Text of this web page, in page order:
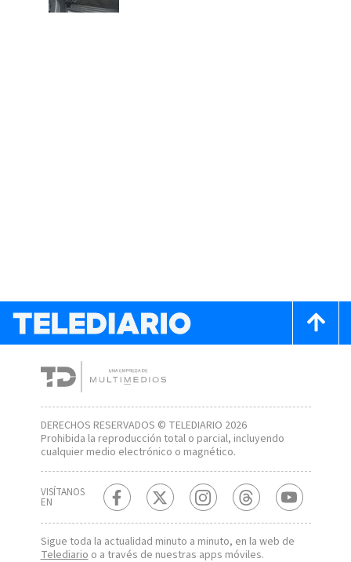
DERECHOS RESERVADOS © TELEDIARIO 2026
Prohibida la reproducción total o parcial, incluyendo
cualquier medio electrónico o magnético.
VISÍTANOS
EN
Sigue toda la actualidad minuto a minuto, en la web de
Telediarioo a través de nuestras apps móviles.